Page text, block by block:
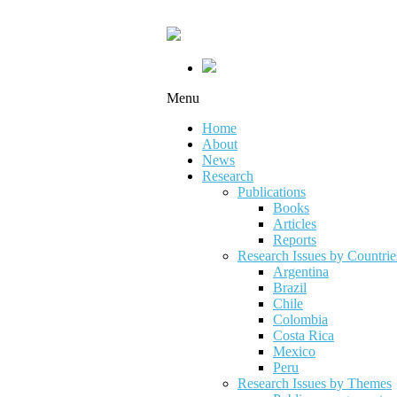
Menu
Home
About
News
Research
Publications
Books
Articles
Reports
Research Issues by
Argentina
Brazil
Chile
Colombia
Costa Rica
Mexico
Peru
Research Issues by Themes